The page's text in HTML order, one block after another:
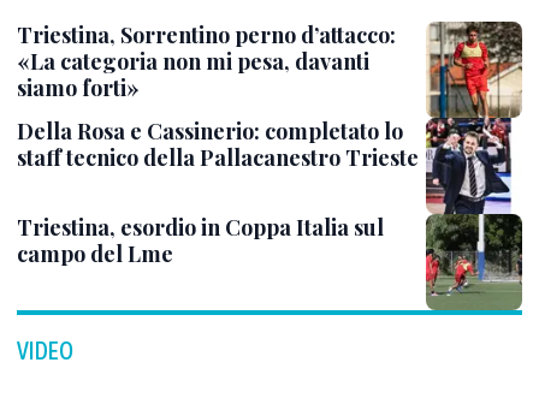
Triestina, Sorrentino perno d’attacco:
«La categoria non mi pesa, davanti
siamo forti»
Della Rosa e Cassinerio: completato lo
staff tecnico della Pallacanestro Trieste
Triestina, esordio in Coppa Italia sul
campo del Lme
VIDEO